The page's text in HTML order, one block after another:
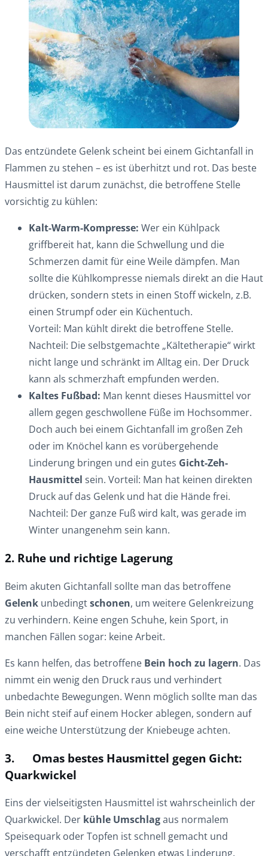
Das entzündete Gelenk scheint bei einem Gichtanfall in
Flammen zu stehen – es ist überhitzt und rot. Das beste
Hausmittel ist darum zunächst, die betroffene Stelle
vorsichtig zu kühlen:
Kalt-Warm-Kompresse: Wer ein Kühlpack
griffbereit hat, kann die Schwellung und die
Schmerzen damit für eine Weile dämpfen. Man
sollte die Kühlkompresse niemals direkt an die Haut
drücken, sondern stets in einen Stoff wickeln, z.B.
einen Strumpf oder ein Küchentuch.
Vorteil: Man kühlt direkt die betroffene Stelle.
Nachteil: Die selbstgemachte „Kältetherapie“ wirkt
nicht lange und schränkt im Alltag ein. Der Druck
kann als schmerzhaft empfunden werden.
Kaltes Fußbad: Man kennt dieses Hausmittel vor
allem gegen geschwollene Füße im Hochsommer.
Doch auch bei einem Gichtanfall im großen Zeh
oder im Knöchel kann es vorübergehende
Linderung bringen und ein gutes Gicht-Zeh-
Hausmittel sein. Vorteil: Man hat keinen direkten
Druck auf das Gelenk und hat die Hände frei.
Nachteil: Der ganze Fuß wird kalt, was gerade im
Winter unangenehm sein kann.
2. Ruhe und richtige Lagerung
Beim akuten Gichtanfall sollte man das betroffene
Gelenk unbedingtschonen, um weitere Gelenkreizung
zu verhindern. Keine engen Schuhe, kein Sport, in
manchen Fällen sogar: keine Arbeit.
Es kann helfen, das betroffene Bein hoch zu lagern. Das
nimmt ein wenig den Druck raus und verhindert
unbedachte Bewegungen. Wenn möglich sollte man das
Bein nicht steif auf einem Hocker ablegen, sondern auf
eine weiche Unterstützung der Kniebeuge achten.
3. Omas bestes Hausmittel gegen Gicht:
Quarkwickel
Eins der vielseitigsten Hausmittel ist wahrscheinlich der
Quarkwickel. Der kühle Umschlagaus normalem
Speisequark oder Topfen ist schnell gemacht und
verschafft entzündeten Gelenken etwas Linderung.